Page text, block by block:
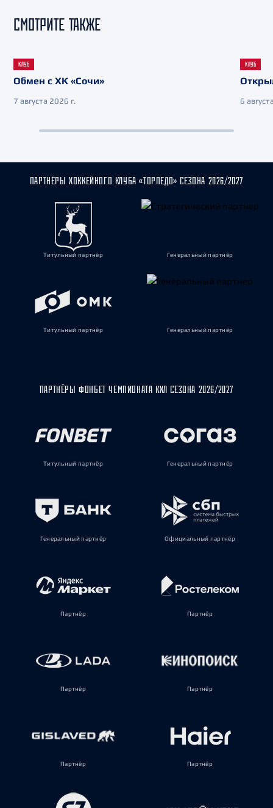
СМОТРИТЕ ТАКЖЕ
КЛУБ
Обмен с ХК «Сочи»
7 августа 2026 г.
КЛУБ
6
ПАРТНЁРЫ ХОККЕЙНОГО КЛУБА «ТОРПЕДО» СЕЗОНА 2026/2027
Титульный партнёр Генеральный партнёр
Титульный партнёр Генеральный партнёр
ПАРТНЁРЫ ФОНБЕТ ЧЕМПИОНАТА КХЛ СЕЗОНА 2026/2027
Титульный партнёр Генеральный партнёр
Генеральный партнёр Официальный партнёр
Партнёр Партнёр
Партнёр Партнёр
Партнёр Партнёр